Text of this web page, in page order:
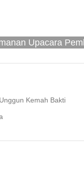
Upacara
Kemah Bakti